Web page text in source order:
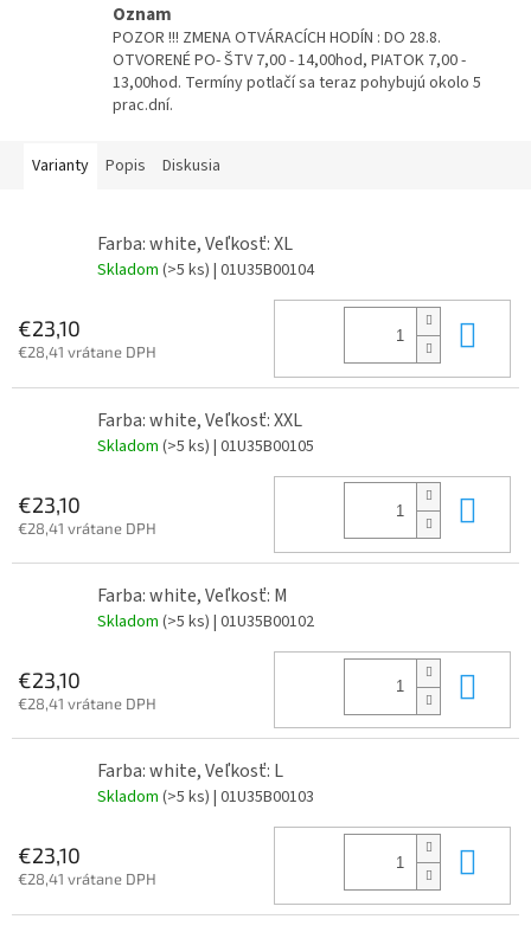
Oznam
POZOR !!! ZMENA OTVÁRACÍCH HODÍN : DO 28.8.
OTVORENÉ PO- ŠTV 7,00 - 14,00hod, PIATOK 7,00 -
13,00hod. Termíny potlačí sa teraz pohybujú okolo 5
prac.dní.
Varianty Popis Diskusia
Farba: white, Veľkosť: XL
Skladom (>5 ks) | 01U35B00104
€23,10
€28,41 vrátane DPH
Farba: white, Veľkosť: XXL
Skladom (>5 ks) | 01U35B00105
€23,10
€28,41 vrátane DPH
Farba: white, Veľkosť: M
Skladom (>5 ks) | 01U35B00102
€23,10
€28,41 vrátane DPH
Farba: white, Veľkosť: L
Skladom (>5 ks) | 01U35B00103
€23,10
€28,41 vrátane DPH